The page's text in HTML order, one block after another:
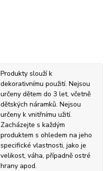
Produkty slouží k
dekorativnímu použití. Nejsou
určeny dětem do 3 let, včetně
dětských náramků. Nejsou
určeny k vnitřnímu užití.
Zacházejte s každým
produktem s ohledem na jeho
specifické vlastnosti, jako je
velikost, váha, případně ostré
hrany apod.